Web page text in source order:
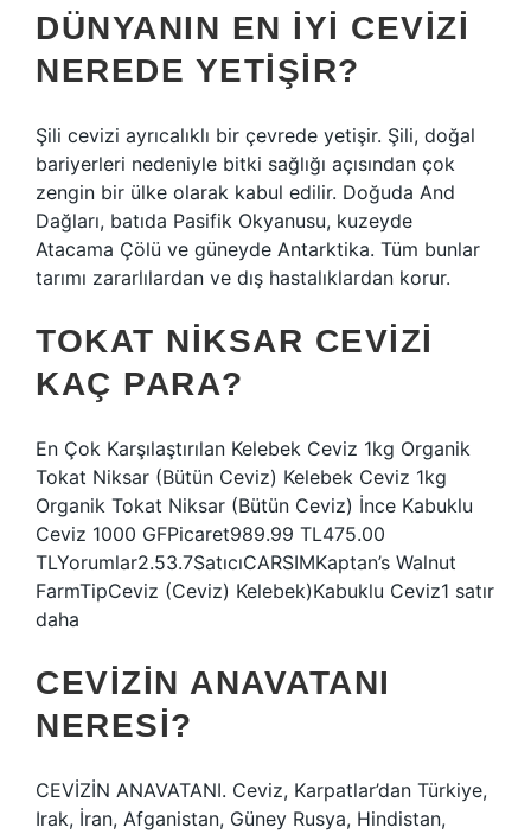
DÜNYANIN EN IYI CEVIZI
NEREDE YETIŞIR?
Şili cevizi ayrıcalıklı bir çevrede yetişir. Şili, doğal
bariyerleri nedeniyle bitki sağlığı açısından çok
zengin bir ülke olarak kabul edilir. Doğuda And
Dağları, batıda Pasifik Okyanusu, kuzeyde
Atacama Çölü ve güneyde Antarktika. Tüm bunlar
tarımı zararlılardan ve dış hastalıklardan korur.
TOKAT NIKSAR CEVIZI
KAÇ PARA?
En Çok Karşılaştırılan Kelebek Ceviz 1kg Organik
Tokat Niksar (Bütün Ceviz) Kelebek Ceviz 1kg
Organik Tokat Niksar (Bütün Ceviz) İnce Kabuklu
Ceviz 1000 GFPicaret989.99 TL475.00
TLYorumlar2.53.7SatıcıCARSIMKaptan’s Walnut
FarmTipCeviz (Ceviz) Kelebek)Kabuklu Ceviz1 satır
daha
CEVIZIN ANAVATANI
NERESI?
CEVİZİN ANAVATANI. Ceviz, Karpatlar’dan Türkiye,
Irak, İran, Afganistan, Güney Rusya, Hindistan,